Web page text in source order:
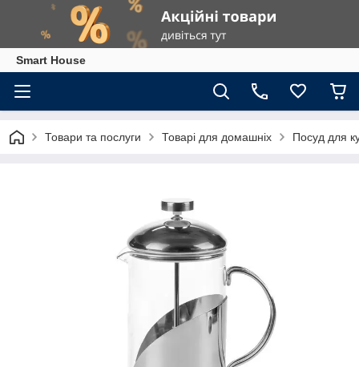
Smart House
Товари та послуги Товарі для домашніх Посуд для